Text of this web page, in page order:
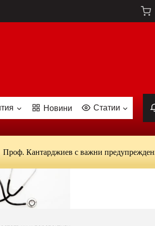
Новини Статии
с важни предупреждения: от